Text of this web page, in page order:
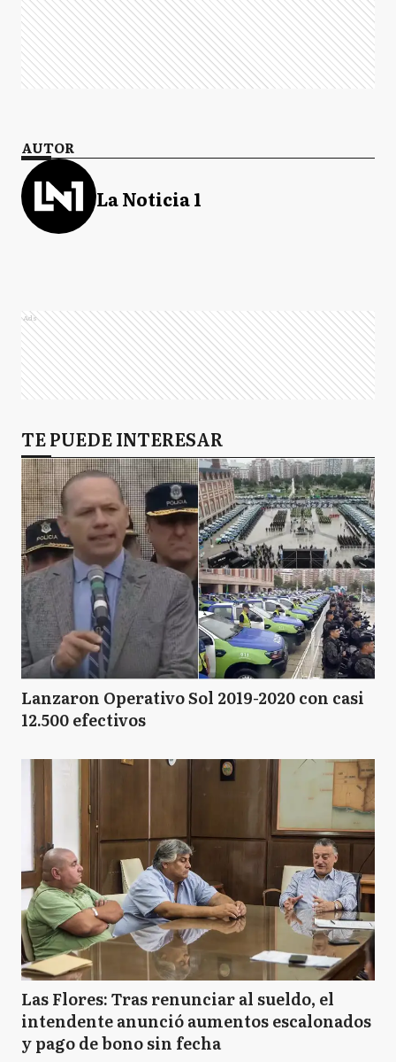
AUTOR
La Noticia 1
Ads
TE PUEDE INTERESAR
Lanzaron Operativo Sol 2019-2020 con casi
12.500 efectivos
Las Flores: Tras renunciar al sueldo, el
intendente anunció aumentos escalonados
y pago de bono sin fecha